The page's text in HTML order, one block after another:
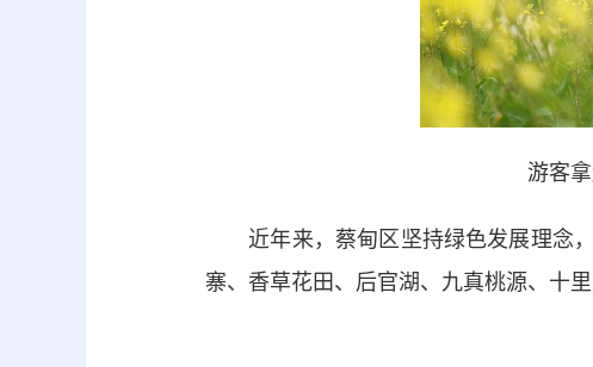
游客
近年来，蔡甸区坚持绿色发展理念，
寨、香草花田、后官湖、九真桃源、十